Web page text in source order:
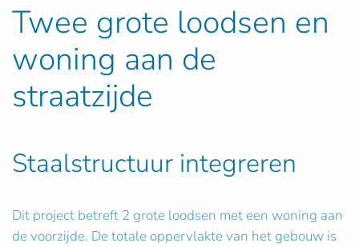
Twee grote loodsen en
woning aan de
straatzijde
Staalstructuur integreren
Dit project betreft 2 grote loodsen met een woning aan
de voorzijde. De totale oppervlakte van het gebouw is